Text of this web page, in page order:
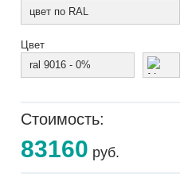
цвет по RAL
Цвет
ral 9016 - 0%
Стоимость:
83160 руб.